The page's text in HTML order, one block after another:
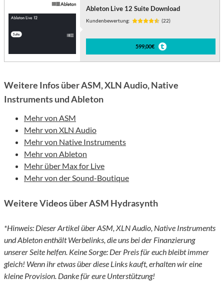
Ableton Live 12 Suite Download
Kundenbewertung: (22)
599,00€
Weitere Infos über ASM, XLN Audio, Native
Instruments und Ableton
Mehr von ASM
Mehr von XLN Audio
Mehr von Native Instruments
Mehr von Ableton
Mehr über Max for Live
Mehr von der Sound-Boutique
Weitere Videos über ASM Hydrasynth
*Hinweis: Dieser Artikel über ASM, XLN Audio, Native Instruments
und Ableton enthält Werbelinks, die uns bei der Finanzierung
unserer Seite helfen. Keine Sorge: Der Preis für euch bleibt immer
gleich! Wenn ihr etwas über diese Links kauft, erhalten wir eine
kleine Provision. Danke für eure Unterstützung!